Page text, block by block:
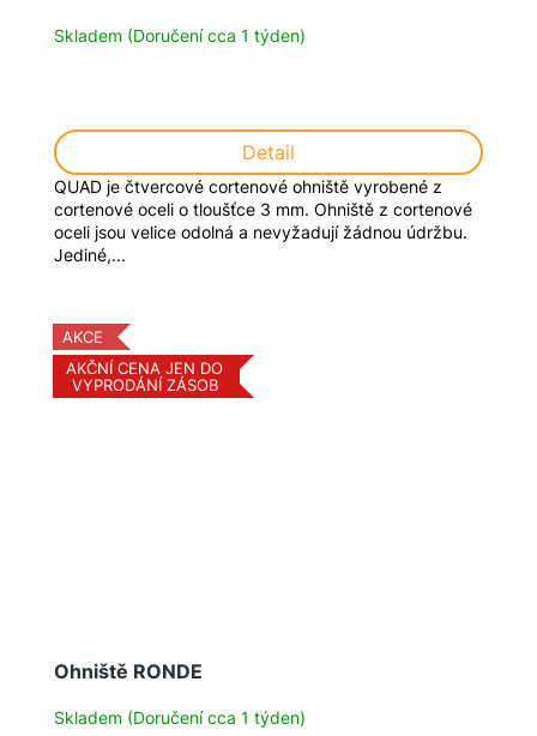
Skladem (Doručení cca 1 týden)
Detail
QUAD je čtvercové cortenové ohniště vyrobené z
cortenové oceli o tloušťce 3 mm. Ohniště z cortenové
oceli jsou velice odolná a nevyžadují žádnou údržbu.
Jediné,...
AKCE
AKČNÍ CENA JEN DO
VYPRODÁNÍ ZÁSOB
Ohniště RONDE
Skladem (Doručení cca 1 týden)